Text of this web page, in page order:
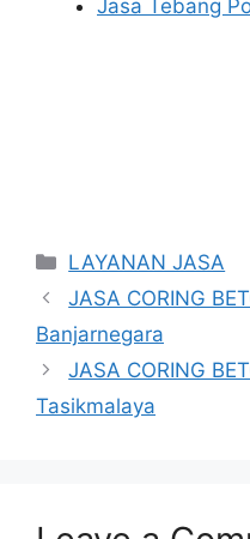
Jasa Tebang
Categories
LAYANAN JASA
JASA CORING
Banjarnegara
JASA CORING
Tasikmalaya